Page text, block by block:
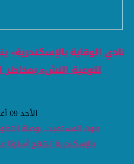
نادي الوقاية
لتوعية النشء بمخاطر
الأحد 09 أغسطس 2026 12:08 صباحاً